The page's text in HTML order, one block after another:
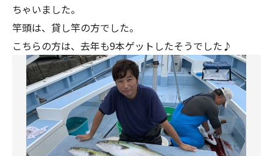
ちゃいました。
竿頭は、貸し竿の方でした。
こちらの方は、去年も9本ゲットしたそうでした♪